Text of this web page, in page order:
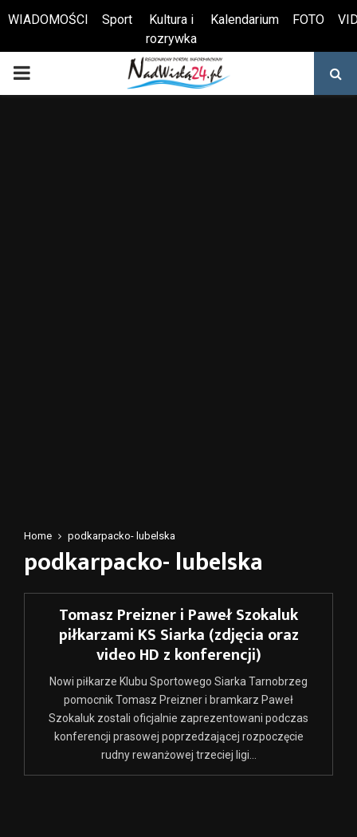
Otwórz pasek narzędzi
WIADOMOŚCI Sport
Kultura i
rozrywka
Kalendarium FOTO
PRIMARY
Home podkarpacko- lubelska
podkarpacko- lubelska
Tomasz Preizner i Paweł Szokaluk
piłkarzami KS Siarka (zdjęcia oraz
video HD z konferencji)
Nowi piłkarze Klubu Sportowego Siarka Tarnobrzeg
pomocnik Tomasz Preizner i bramkarz Paweł
Szokaluk zostali oficjalnie zaprezentowani podczas
konferencji prasowej poprzedzającej rozpoczęcie
rudny rewanżowej trzeciej ligi...